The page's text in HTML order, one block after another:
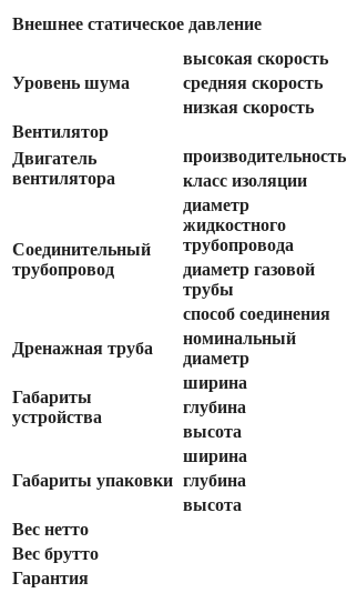
Внешнее статическое давление
Уровень шума
высокая скорость
средняя скорость
низкая скорость
Вентилятор
Двигатель
вентилятора
производительность
класс изоляции
Соединительный
трубопровод
диаметр
жидкостного
трубопровода
диаметр газовой
трубы
способ соединения
Дренажная труба
номинальный
диаметр
Габариты
устройства
ширина
глубина
высота
Габариты упаковки
ширина
глубина
высота
Вес нетто
Вес брутто
Гарантия